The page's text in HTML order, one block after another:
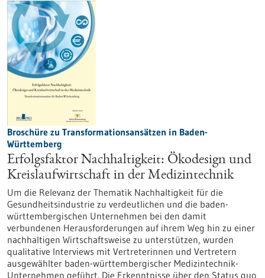
Broschüre zu Transformationsansätzen in Baden-
Württemberg
Erfolgsfaktor Nachhaltigkeit: Ökodesign und
Kreislaufwirtschaft in der Medizintechnik
Um die Relevanz der Thematik Nachhaltigkeit für die
Gesundheitsindustrie zu verdeutlichen und die baden-
württembergischen Unternehmen bei den damit
verbundenen Herausforderungen auf ihrem Weg hin zu einer
nachhaltigen Wirtschaftsweise zu unterstützen, wurden
qualitative Interviews mit Vertreterinnen und Vertretern
ausgewählter baden-württembergischer Medizintechnik-
Unternehmen geführt. Die Erkenntnisse über den Status quo